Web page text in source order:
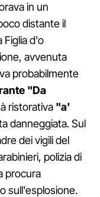
in un
distante il
Figlia d'o
avvenuta
probabilmente
"Da
ristorativa "a'
danneggiata. Sul
dei vigili del
polizia di
procura
sull'esplosione.